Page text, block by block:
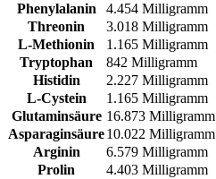
Phenylalanin
4.454 Milligramm
Threonin
3.018 Milligramm
L-Methionin
1.165 Milligramm
Tryptophan
842 Milligramm
Histidin
2.227 Milligramm
L-Cystein
1.165 Milligramm
Glutaminsäure 16.873 Milligramm
Asparaginsäure10.022 Milligramm
Arginin
6.579 Milligramm
Prolin
4.403 Milligramm